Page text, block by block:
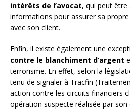
intérêts de l’avocat, qui peut être
informations pour assurer sa
avec son client.
Enfin, il existe également une
contre le blanchiment d’argent
terrorisme. En effet, selon la
tenu de signaler à Tracfin
action contre les circuits financiers
opération suspecte réalisée par